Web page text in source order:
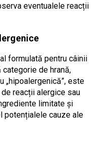
eventualele reacții
formulată pentru câinii
de hrană,
„hipoalergenică”, este
reacții alergice sau
limitate și
potențialele cauze ale